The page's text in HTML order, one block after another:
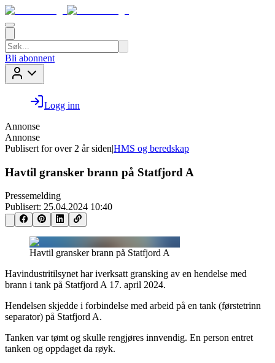
Bli abonnent
Logg inn
Annonse
Annonse
Publisert for over 2 år siden|HMS og beredskap
Havtil gransker brann på Statfjord A
Pressemelding
Publisert: 25.04.2024 10:40
Havtil gransker brann på Statfjord A
Havindustritilsynet har iverksatt gransking av en hendelse med
brann i tank på Statfjord A 17. april 2024.
Hendelsen skjedde i forbindelse med arbeid på en tank (førstetrinn
separator) på Statfjord A.
Tanken var tømt og skulle rengjøres innvendig. En person entret
tanken og oppdaget da røyk.